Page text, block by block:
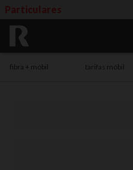
Particulares
fibra + móbil tarifas móbil